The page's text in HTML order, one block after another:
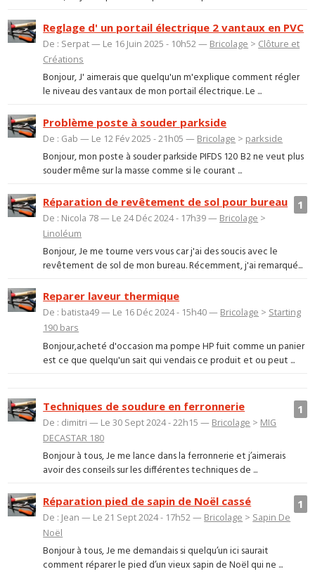
Reglage d' un portail électrique 2 vantaux en PVC
De : Serpat — Le 16 Juin 2025 - 10h52 — Bricolage > Clôture et
Créations
Bonjour, J' aimerais que quelqu'un m'explique comment régler
le niveau des vantaux de mon portail électrique. Le ...
Problème poste à souder parkside
De : Gab — Le 12 Fév 2025 - 21h05 — Bricolage > parkside
Bonjour, mon poste à souder parkside PIFDS 120 B2 ne veut plus
souder même sur la masse comme si le courant ...
1
Réparation de revêtement de sol pour bureau
De : Nicola 78 — Le 24 Déc 2024 - 17h39 — Bricolage >
Linoléum
Bonjour, Je me tourne vers vous car j'ai des soucis avec le
revêtement de sol de mon bureau. Récemment, j'ai remarqué...
Reparer laveur thermique
De : batista49 — Le 16 Déc 2024 - 15h40 — Bricolage > Starting
190 bars
Bonjour,acheté d'occasion ma pompe HP fuit comme un panier
est ce que quelqu'un sait qui vendais ce produit et ou peut ...
1
Techniques de soudure en ferronnerie
De : dimitri — Le 30 Sept 2024 - 22h15 — Bricolage > MIG
DECASTAR 180
Bonjour à tous, Je me lance dans la ferronnerie et j’aimerais
avoir des conseils sur les différentes techniques de ...
1
Réparation pied de sapin de Noël cassé
De : Jean — Le 21 Sept 2024 - 17h52 — Bricolage > Sapin De
Noël
Bonjour à tous, Je me demandais si quelqu’un ici saurait
comment réparer le pied d’un vieux sapin de Noël qui ne ...